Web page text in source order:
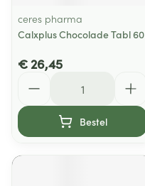
ceres pharma
Calxplus Chocolade Tabl 60
€ 26,45
Bestel